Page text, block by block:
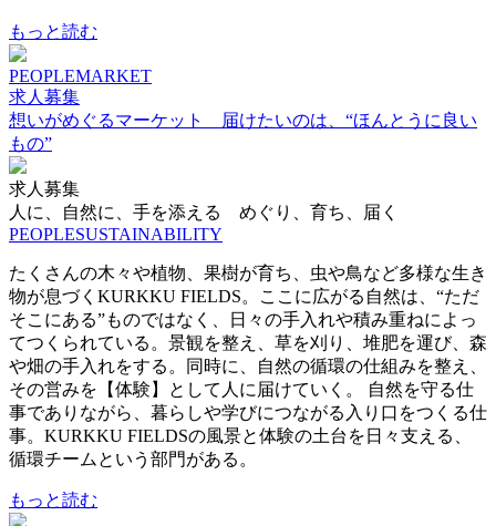
もっと読む
PEOPLEMARKET
求人募集
想いがめぐるマーケット 届けたいのは、“ほんとうに良い
もの”
求人募集
人に、自然に、手を添える めぐり、育ち、届く
PEOPLESUSTAINABILITY
たくさんの木々や植物、果樹が育ち、虫や鳥など多様な生き
物が息づくKURKKU FIELDS。ここに広がる自然は、“ただ
そこにある”ものではなく、日々の手入れや積み重ねによっ
てつくられている。景観を整え、草を刈り、堆肥を運び、森
や畑の手入れをする。同時に、自然の循環の仕組みを整え、
その営みを【体験】として人に届けていく。 自然を守る仕
事でありながら、暮らしや学びにつながる入り口をつくる仕
事。KURKKU FIELDSの風景と体験の土台を日々支える、
循環チームという部門がある。
もっと読む